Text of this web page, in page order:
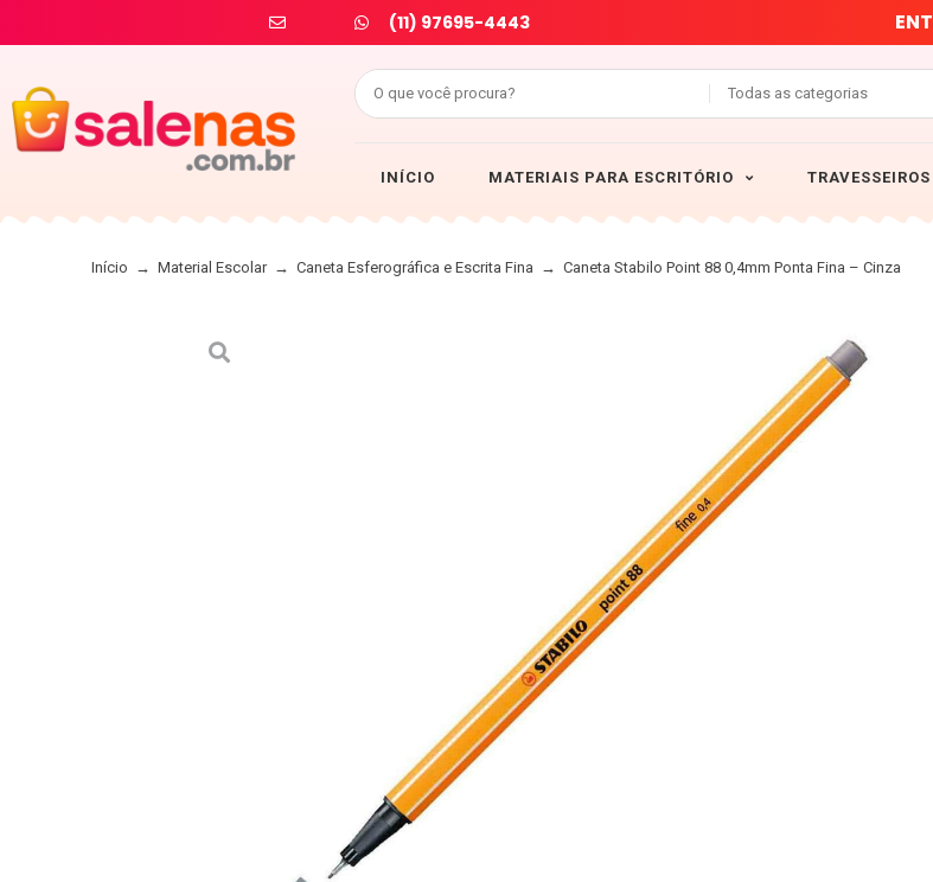
(11) 97695-4443 ENT
Todas as categorias
INÍCIO MATERIAIS PARA ESCRITÓRIO TRAVESSEIROS
Início → Material Escolar → Caneta Esferográfica e Escrita Fina → Caneta Stabilo Point 88 0,4mm Ponta Fina – Cinza